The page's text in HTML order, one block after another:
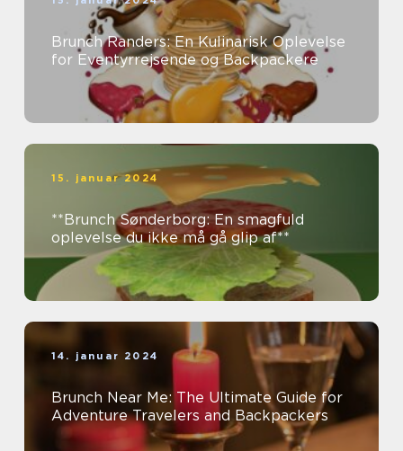
Brunch Randers: En Kulinarisk Oplevelse
for Eventyrrejsende og Backpackere
15. januar 2024
**Brunch Sønderborg: En smagfuld
oplevelse du ikke må gå glip af**
14. januar 2024
Brunch Near Me: The Ultimate Guide for
Adventure Travelers and Backpackers